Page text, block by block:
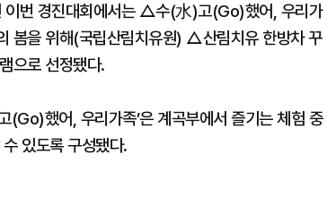
이번 경진대회에서는 △수(水)고(Go)했어, 우리가
을 위해(국립산림치유원) △산림치유 한방차 꾸
으로 선정됐다.
(Go)했어, 우리가족’은 계곡부에서 즐기는 체험 중
있도록 구성됐다.